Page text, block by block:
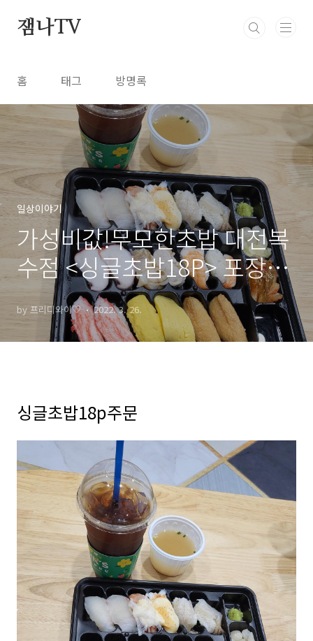
잼나TV
홈 태그 방명록
일상이야기
가성비값!무모한초밥 대전복
수점 <싱글초밥18P> 포장리
뷰♡
by 프리디와이♡ 2022. 3. 26.
싱글초밥18p주문